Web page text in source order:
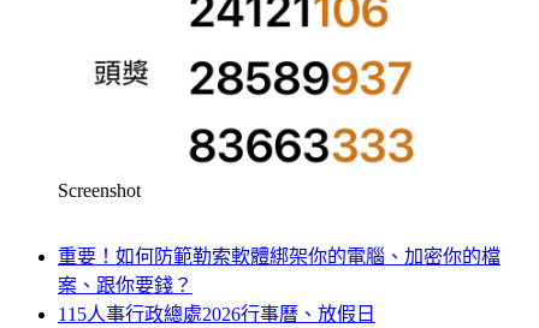
Screenshot
重要！如何防範勒索軟體綁架你的電腦、加密你的檔
案、跟你要錢？
115人事行政總處2026行事曆、放假日